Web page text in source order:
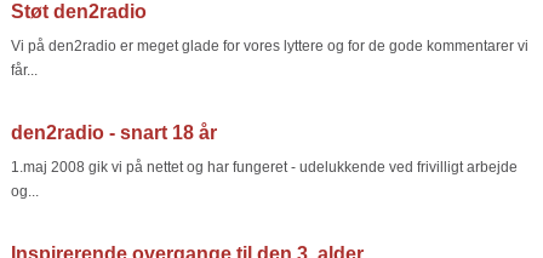
Støt den2radio
Vi på den2radio er meget glade for vores lyttere og for de gode kommentarer vi
får...
den2radio - snart 18 år
1.maj 2008 gik vi på nettet og har fungeret - udelukkende ved frivilligt arbejde
og...
Inspirerende overgange til den 3. alder